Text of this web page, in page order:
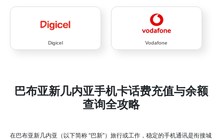
Digicel Vodafone
巴布亚新几内亚手机卡话费充值与余额
查询全攻略
在巴布亚新几内亚（以下简称 “巴新”）旅行或工作，稳定的手机通讯是衔接城